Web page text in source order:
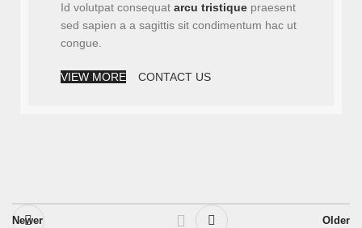
Id volutpat consequat arcu tristique praesent
sed sapien a a sagittis sit condimentum hac ut
congue.
VIEW MORE CONTACT US
Newer Older